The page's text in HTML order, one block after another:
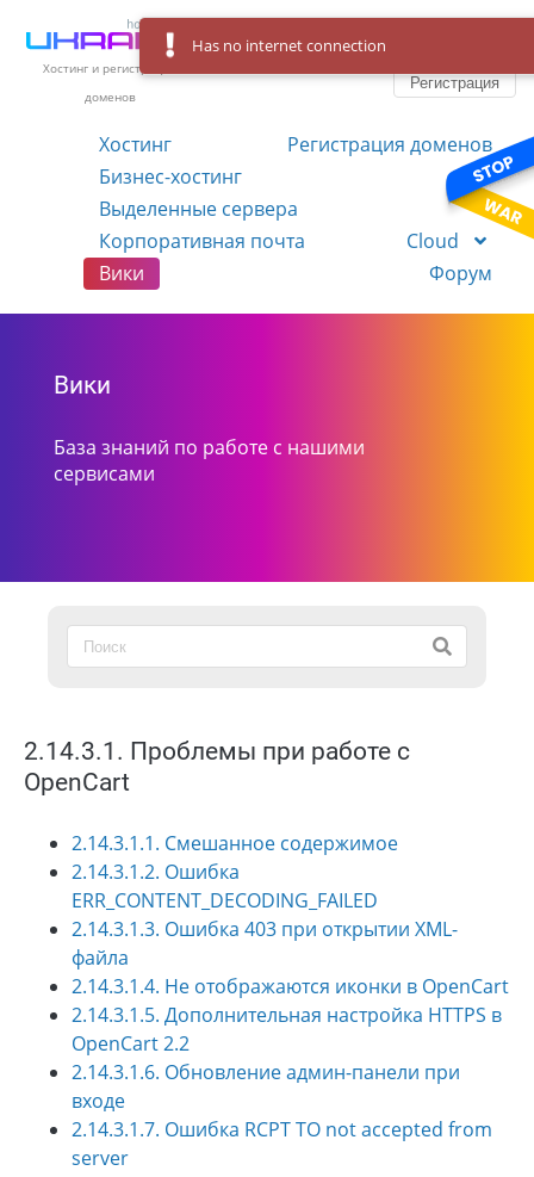
Хостинг и регистрация
доменов
Регистрация
Хостинг
Регистрация доменов
Бизнес-хостинг
VPS
Выделенные сервера
Корпоративная почта
Cloud
Вики
Форум
Вики
База знаний по работе с нашими
сервисами
2.14.3.1. Проблемы при работе с
OpenCart
2.14.3.1.1. Смешанное содержимое
2.14.3.1.2. Ошибка
ERR_CONTENT_DECODING_FAILED
2.14.3.1.3. Ошибка 403 при открытии XML-
файла
2.14.3.1.4. Не отображаются иконки в OpenCart
2.14.3.1.5. Дополнительная настройка HTTPS в
OpenCart 2.2
2.14.3.1.6. Обновление админ-панели при
входе
2.14.3.1.7. Ошибка RCPT TO not accepted from
server
Has no internet connection